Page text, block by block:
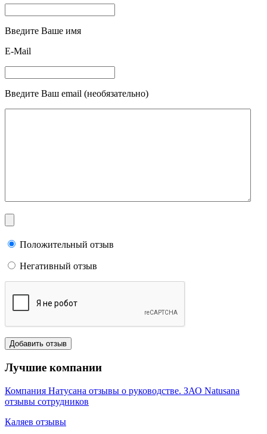
Введите Ваше имя
E-Mail
Введите Ваш email (необязательно)
Положительный отзыв
Негативный отзыв
Лучшие компании
Компания Натусана отзывы о руководстве. ЗАО Natusana
отзывы сотрудников
Каляев отзывы